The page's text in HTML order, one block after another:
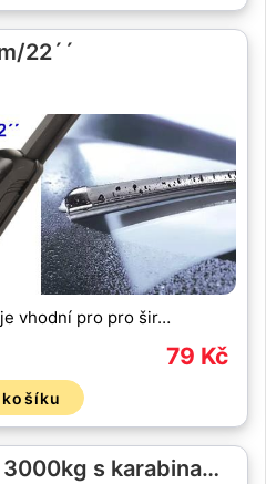
22´´
vhodní pro pro šir…
79 Kč
košíku
s karabina…